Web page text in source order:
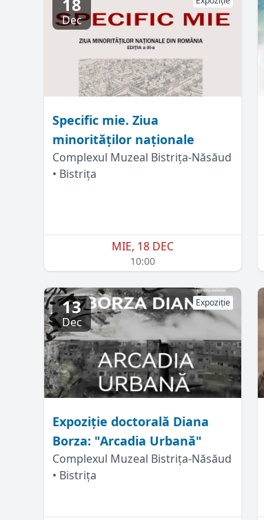
Dec
Specific mie. Ziua
minorităților naționale
Complexul Muzeal Bistrița-Năsăud
• Bistrița
MIE, 18 DEC
10:00
13
Dec
Expoziție
Expoziție doctorală Diana
Borza: "Arcadia Urbană"
Complexul Muzeal Bistrița-Năsăud
• Bistrița